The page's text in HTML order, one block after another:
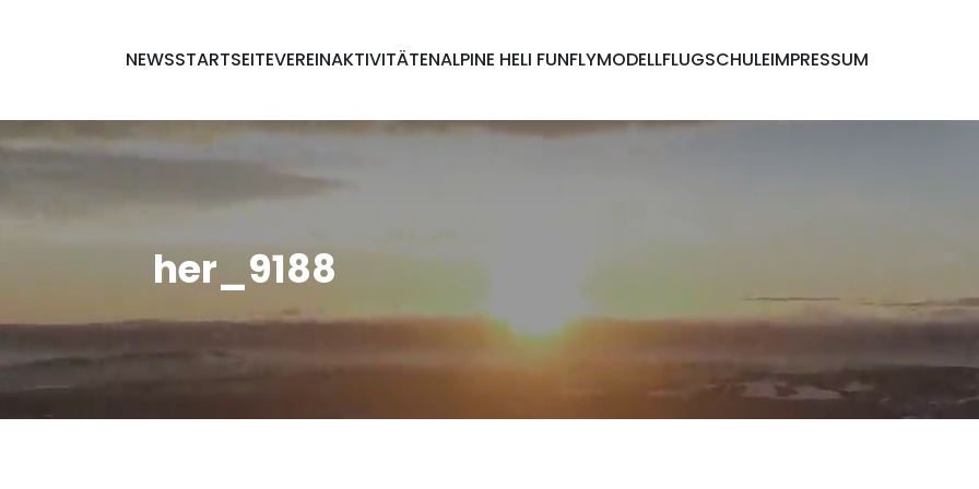
NEWSSTARTSEITEVEREINAKTIVITÄTENALPINE HELI FUNFLYMODELLFLUGSCHULEIMPRESSUM
her_9188